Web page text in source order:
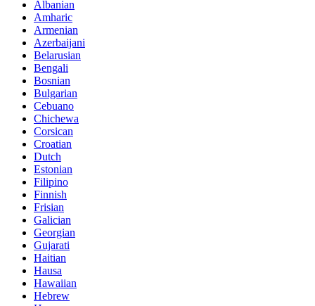
Albanian
Amharic
Armenian
Azerbaijani
Belarusian
Bengali
Bosnian
Bulgarian
Cebuano
Chichewa
Corsican
Croatian
Dutch
Estonian
Filipino
Finnish
Frisian
Galician
Georgian
Gujarati
Haitian
Hausa
Hawaiian
Hebrew